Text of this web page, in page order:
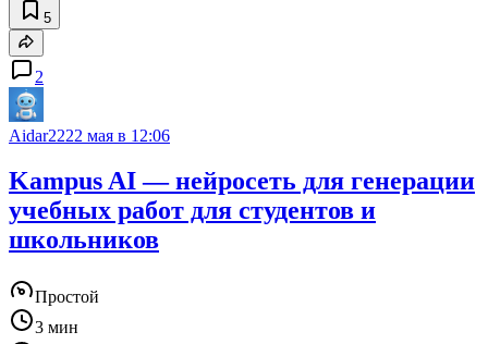
5
2
Aidar2222 мая в 12:06
Kampus AI — нейросеть для генерации
учебных работ для студентов и
школьников
Простой
3 мин